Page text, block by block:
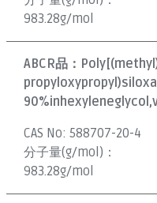
983.28g/mol
ABCR品：
CAS No:588707-20-4
分子量(g/mol)：
983.28g/mol